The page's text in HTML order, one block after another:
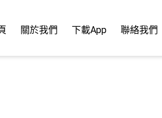
關於我們 下載App 聯絡我們